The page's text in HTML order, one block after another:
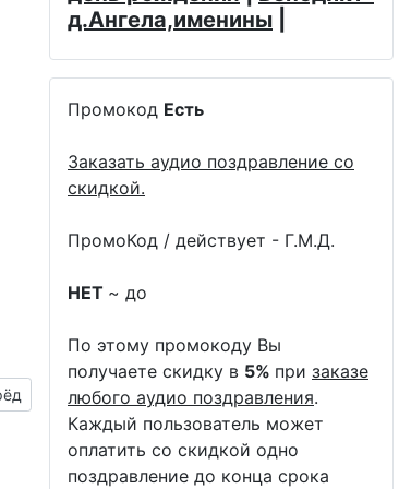
материал: анимашка с пожеланием
д.Ангела,именины
Промокод Есть
Заказать аудио поздравление со
скидкой.
ПромоКод / действует - Г.М.Д.
НЕТ ~ до
По этому промокоду Вы
получаете скидку в 5% при заказе
любого аудио поздравления.
Каждый пользователь может
оплатить со скидкой одно
поздравление до конца срока